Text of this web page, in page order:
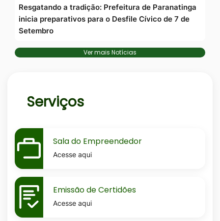
Resgatando a tradição: Prefeitura de Paranatinga
inicia preparativos para o Desfile Cívico de 7 de
Setembro
Ver mais Notícias
Serviços
MaskSala-
do-
empreendedor
Sala do Empreendedor
Acesse aqui
MaskEmissao-
de-
certidoes
Emissão de Certidões
Acesse aqui